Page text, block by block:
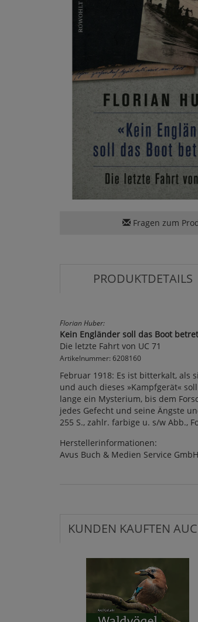
Fragen zum
PRODUKTDETAILS
Florian Huber:
Kein Engländer soll das Boot
Die letzte Fahrt von UC 71
Artikelnummer: 6208160
Februar 1918: Es ist bitterkalt, als
und auch dieses »Kampfgerät«
lange ein Mysterium, bis dem
jedes Gefecht und seine Ängste
255 S., zahlr. farbige u. s/w Abb.,
Herstellerinformationen:
Avus Buch & Medien Service
KUNDEN KAUFTEN